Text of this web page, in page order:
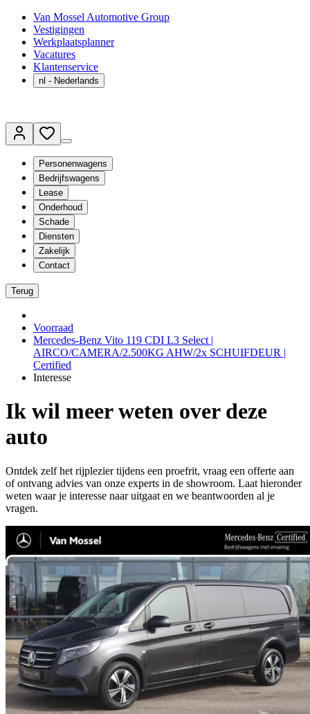
Van Mossel Automotive Group
Vestigingen
Werkplaatsplanner
Vacatures
Klantenservice
nl - Nederlands
Personenwagens
Bedrijfswagens
Lease
Onderhoud
Schade
Diensten
Zakelijk
Contact
Terug
Voorraad
Mercedes-Benz Vito 119 CDI L3 Select |
AIRCO/CAMERA/2.500KG AHW/2x SCHUIFDEUR |
Certified
Interesse
Ik wil meer weten over deze
auto
Ontdek zelf het rijplezier tijdens een proefrit, vraag een offerte aan
of ontvang advies van onze experts in de showroom. Laat hieronder
weten waar je interesse naar uitgaat en we beantwoorden al je
vragen.